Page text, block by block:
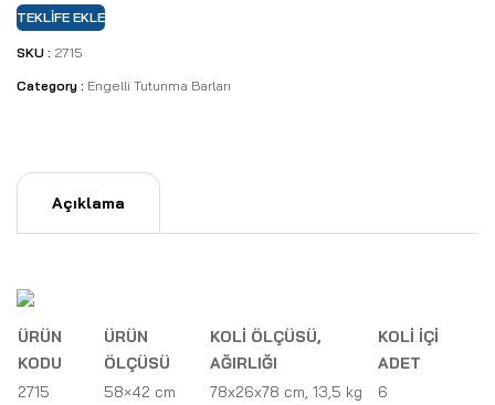
TEKLIFE EKLE
SKU : 2715
Category : Engelli Tutunma Barları
Açıklama
ÜRÜN
KODU
ÜRÜN
ÖLÇÜSÜ
KOLİ ÖLÇÜSÜ,
AĞIRLIĞI
KOLİ İÇİ
ADET
2715
58×42 cm 78x26x78 cm, 13,5 kg 6